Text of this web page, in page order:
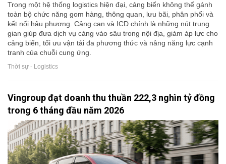
Trong một hệ thống logistics hiện đại, cảng biển không thể gánh
toàn bộ chức năng gom hàng, thông quan, lưu bãi, phân phối và
kết nối hậu phương. Cảng cạn và ICD chính là những nút trung
gian giúp đưa dịch vụ cảng vào sâu trong nội địa, giảm áp lực cho
cảng biển, tối ưu vận tải đa phương thức và nâng năng lực cạnh
tranh của chuỗi cung ứng.
Thời sự - Logistics
Vingroup đạt doanh thu thuần 222,3 nghìn tỷ đồng
trong 6 tháng đầu năm 2026